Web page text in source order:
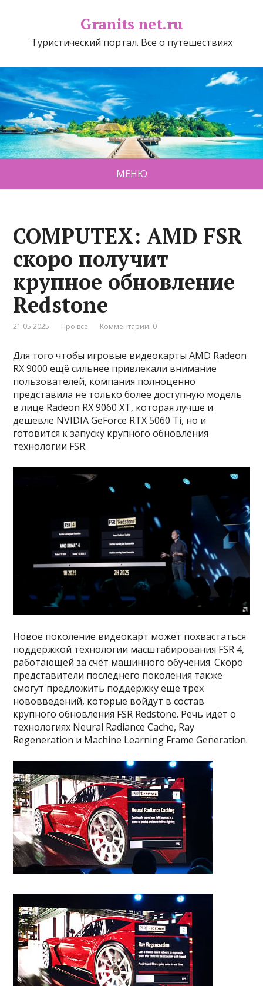
Granits net.ru
Туристический портал. Все о путешествиях
МЕНЮ
COMPUTEX: AMD FSR
скоро получит
крупное обновление
Redstone
21.05.2025 Про все Комментарии: 0
Для того чтобы игровые видеокарты AMD Radeon
RX 9000 ещё сильнее привлекали внимание
пользователей, компания полноценно
представила не только более доступную модель
в лице Radeon RX 9060 XT, которая лучше и
дешевле NVIDIA GeForce RTX 5060 Ti, но и
готовится к запуску крупного обновления
технологии FSR.
Новое поколение видеокарт может похвастаться
поддержкой технологии масштабирования FSR 4,
работающей за счёт машинного обучения. Скоро
представители последнего поколения также
смогут предложить поддержку ещё трёх
нововведений, которые войдут в состав
крупного обновления FSR Redstone. Речь идёт о
технологиях Neural Radiance Cache, Ray
Regeneration и Machine Learning Frame Generation.